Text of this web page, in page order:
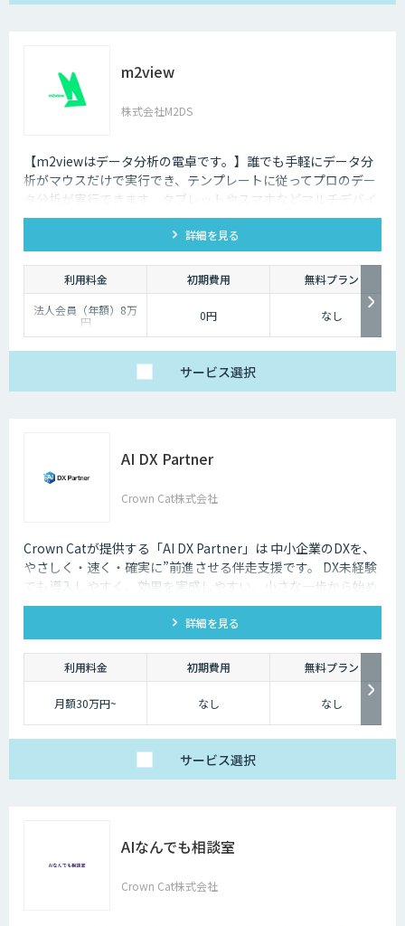
m2view
株式会社M2DS
【m2viewはデータ分析の電卓です。】誰でも手軽にデータ分
析がマウスだけで実行でき、テンプレートに従ってプロのデー
タ分析が実行できます。タブレットやスマホなどマルチデバイ
ス対応で、ブラウザから利用できます。現状分析や需要予測な
ど高度なデータ分析があなたの社内で実現できます。
詳細を見る
利用料金 初期費用
無料プラン
法人会員（年額）8万
円 0円 なし
サービス選択
AI DX Partner
Crown Cat株式会社
Crown Catが提供する「AI DX Partner」は 中小企業のDXを、
やさしく・速く・確実に”前進させる伴走支援です。 DX未経験
でも導入しやすく、効果を実感しやすい、小さな一歩から始め
るDX支援サービスです。 AI DX Partnerは、大手企業のDX支援
で培ったノウハウをベースに、 地方・中小企業のための“現実
的なDX”を設計・実装・運用まで一貫して支援いたします。 私
たちは、コンサル×開発×AIの力で、現場に寄り添った 『ちょ
うどいいDX』を実現します。
詳細を見る
利用料金 初期費用 無料プラン
月額30万円~ なし なし
サービス選択
AIなんでも相談室
Crown Cat株式会社